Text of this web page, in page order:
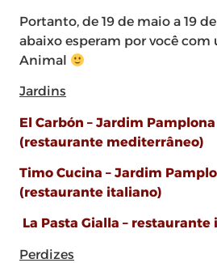
Portanto, de 19 de maio a 19
abaixo esperam por você
Animal
Jardins
El Carbón – Jardim
(restaurante mediterrâneo)
Timo Cucina – Jardim
(restaurante italiano)
La Pasta Gialla –
Perdizes